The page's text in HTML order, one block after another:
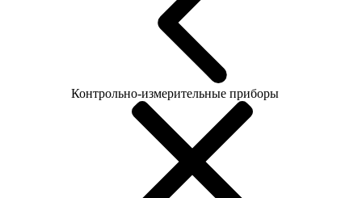
Контрольно-измерительные приборы